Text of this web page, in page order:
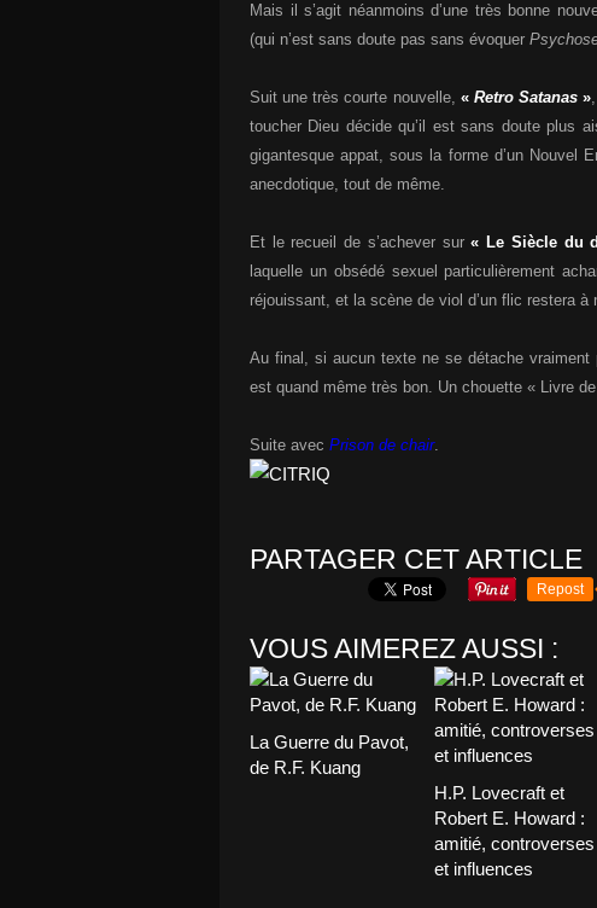
Mais il s’agit néanmoins d’une très bonne
(qui n’est sans doute pas sans évoquer
Suit une très courte nouvelle, « Retro Satanas »
toucher Dieu décide qu’il est sans doute plus
gigantesque appat, sous la forme d’un Nouvel
anecdotique, tout de même.
Et le recueil de s’achever sur« Le Siècle du
laquelle un obsédé sexuel particulièrement
réjouissant, et la scène de viol d’un flic restera
Au final, si aucun texte ne se détache vraiment
est quand même très bon. Un chouette « Livre
Suite avec Prison de chair.
PARTAGER CET ARTICLE
Repost
VOUS AIMEREZ AUSSI :
La Guerre du Pavot,
de R.F. Kuang
H.P. Lovecraft et
Robert E. Howard :
amitié, controverses
et influences